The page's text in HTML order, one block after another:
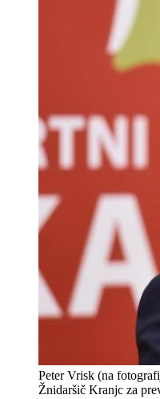
Peter Vrisk (na
Žnidaršič Kranjc za